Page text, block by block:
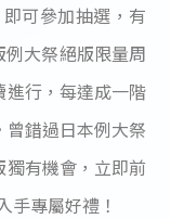
可參加抽選，有
行，每達成一階
錯過日本例大祭
有機會，立即前
手專屬好禮！